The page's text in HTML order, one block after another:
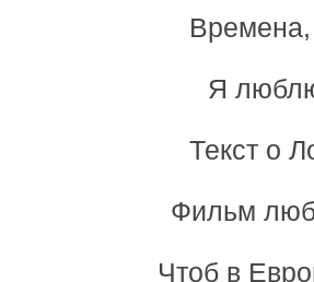
Я
Текст о
Фильм
Чтоб в